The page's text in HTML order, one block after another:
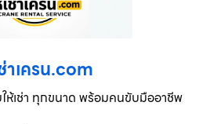
าเครน.com
ให้เช่า ทุกขนาด พร้อมคนขับมืออาชีพ